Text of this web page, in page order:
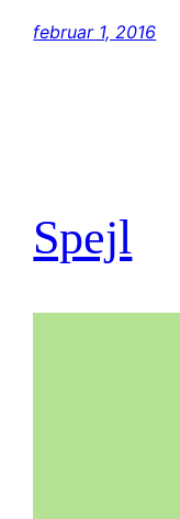
februar 1, 2016
Spejl